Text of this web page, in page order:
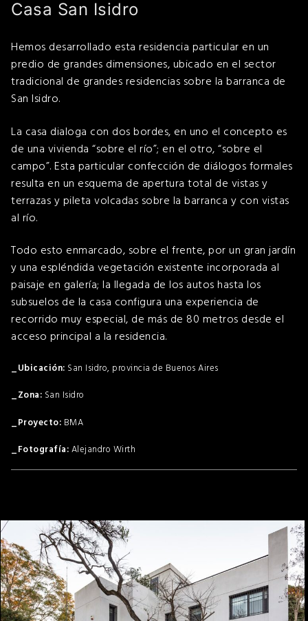
Casa San Isidro
Hemos desarrollado esta residencia particular en un
predio de grandes dimensiones, ubicado en el sector
tradicional de grandes residencias sobre la barranca de
San Isidro.
La casa dialoga con dos bordes, en uno el concepto es
de una vivienda “sobre el río”; en el otro, “sobre el
campo”. Esta particular confección de diálogos formales
resulta en un esquema de apertura total de vistas y
terrazas y pileta volcadas sobre la barranca y con vistas
al río.
Todo esto enmarcado, sobre el frente, por un gran jardín
y una espléndida vegetación existente incorporada al
paisaje en galería; la llegada de los autos hasta los
subsuelos de la casa configura una experiencia de
recorrido muy especial, de más de 80 metros desde el
acceso principal a la residencia.
San Isidro, provincia de Buenos Aires
San Isidro
BMA
Alejandro Wirth